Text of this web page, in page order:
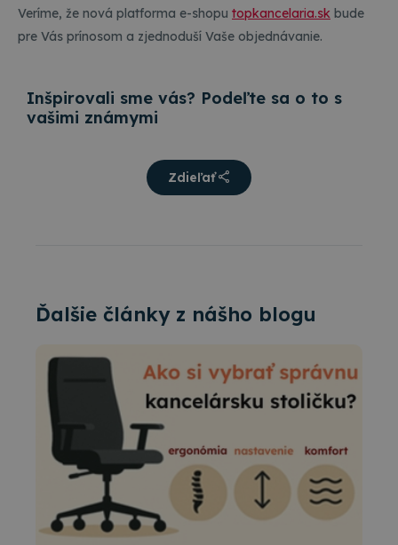
Veríme, že nová platforma e-shopu topkancelaria.sk bude
pre Vás prínosom a zjednoduší Vaše objednávanie.
Inšpirovali sme vás? Podeľte sa o to s
vašimi známymi
Zdieľať
Ďalšie články z nášho blogu